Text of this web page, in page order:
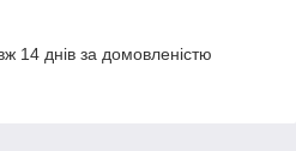
14 днів за домовленістю